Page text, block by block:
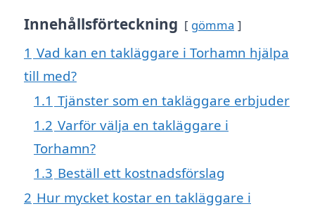
Innehållsförteckning gömma
1 Vad kan en takläggare i Torhamn hjälpa
till med?
1.1 Tjänster som en takläggare erbjuder
1.2 Varför välja en takläggare i
Torhamn?
1.3 Beställ ett kostnadsförslag
2 Hur mycket kostar en takläggare i